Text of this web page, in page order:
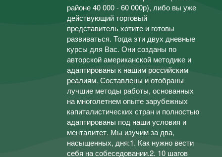
районе 40 000 - 60 000р), либо вы уже
действующий торговый
представитель хотите и готовы
развиваться. Тогда эти двух дневные
курсы для Вас. Они созданы по
авторской американской методике и
адаптированы к нашим российским
реалиям. Составлены и отобраны
лучшие методы работы, основанных
на многолетнем опыте зарубежных
капиталистических стран и полностью
адаптированы под наши условия и
менталитет. Мы изучим за два,
насыщенных, дня:1. Как нужно вести
себя на собеседовании.2. 10 шагов